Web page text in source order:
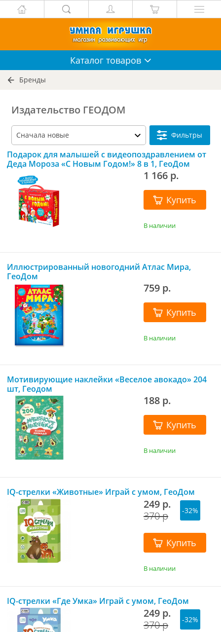
Каталог товаров
Бренды
Издательство ГЕОДОМ
Фильтры
Подарок для малышей с видеопоздравлением от
Деда Мороза «С Новым Годом!» 8 в 1, ГеоДом
1 166 р.
Купить
В наличии
Иллюстрированный новогодний Атлас Мира,
ГеоДом
759 р.
Купить
В наличии
Мотивирующие наклейки «Веселое авокадо» 204
шт, Геодом
188 р.
Купить
В наличии
IQ-стрелки «Животные» Играй с умом, ГеоДом
249 р.
370 р
-32%
Купить
В наличии
IQ-стрелки «Где Умка» Играй с умом, ГеоДом
249 р.
370 р
-32%